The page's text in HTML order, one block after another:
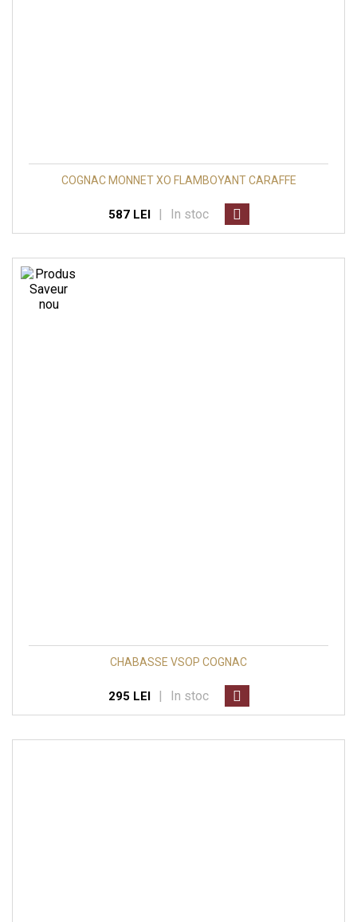
COGNAC MONNET XO FLAMBOYANT CARAFFE
587 LEI In stoc
CHABASSE VSOP COGNAC
295 LEI In stoc